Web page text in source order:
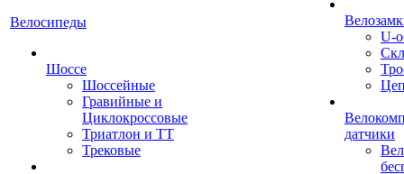
Велосипеды
Шоссе
Шоссейные
Гравийные и
Циклокроссовые
Триатлон и ТТ
Трековые
U-
датчики